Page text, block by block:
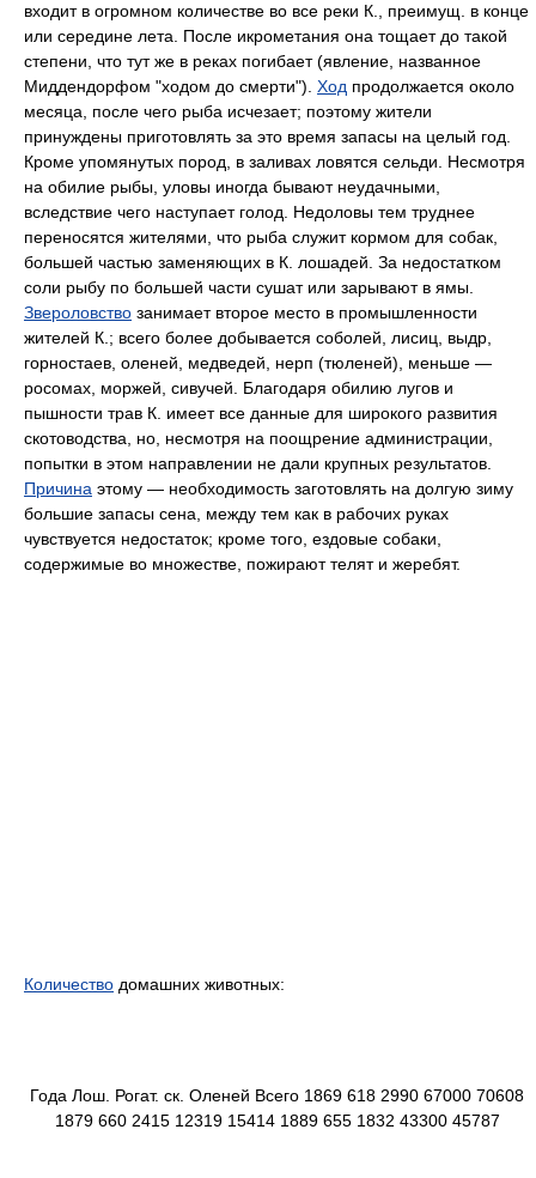
входит в огромном количестве во все реки К., преимущ. в конце
или середине лета. После икрометания она тощает до такой
степени, что тут же в реках погибает (явление, названное
Миддендорфом "ходом до смерти"). Ход продолжается около
месяца, после чего рыба исчезает; поэтому жители
принуждены приготовлять за это время запасы на целый год.
Кроме упомянутых пород, в заливах ловятся сельди. Несмотря
на обилие рыбы, уловы иногда бывают неудачными,
вследствие чего наступает голод. Недоловы тем труднее
переносятся жителями, что рыба служит кормом для собак,
большей частью заменяющих в К. лошадей. За недостатком
соли рыбу по большей части сушат или зарывают в ямы.
Звероловство занимает второе место в промышленности
жителей К.; всего более добывается соболей, лисиц, выдр,
горностаев, оленей, медведей, нерп (тюленей), меньше —
росомах, моржей, сивучей. Благодаря обилию лугов и
пышности трав К. имеет все данные для широкого развития
скотоводства, но, несмотря на поощрение администрации,
попытки в этом направлении не дали крупных результатов.
Причина этому — необходимость заготовлять на долгую зиму
большие запасы сена, между тем как в рабочих руках
чувствуется недостаток; кроме того, ездовые собаки,
содержимые во множестве, пожирают телят и жеребят.
Количество домашних животных:
Года Лош. Рогат. ск. Оленей Всего 1869 618 2990 67000 70608
1879 660 2415 12319 15414 1889 655 1832 43300 45787